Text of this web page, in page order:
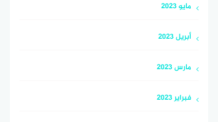
مايو 2023
أبريل 2023
مارس 2023
فبراير 2023